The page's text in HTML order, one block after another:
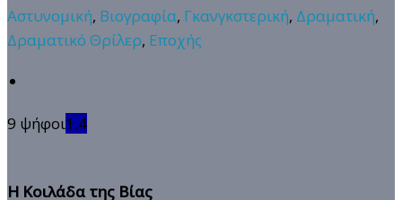
Αστυνομική, Βιογραφία, Γκανγκστερική, Δραματική,
Δραματικό Θρίλερ, Εποχής
9 ψήφοι1.4
Η Κοιλάδα της Βίας